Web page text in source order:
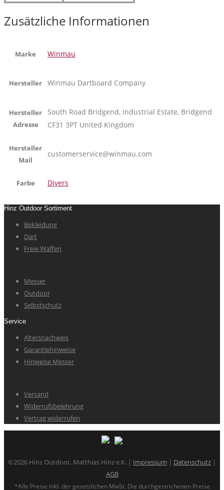
Zusätzliche Informationen
Marke Winmau
Hersteller Winmau Dartboard Company
Hersteller
Adresse
South Road Bridgend, Industrial Estate, Bridgend
CF31 3PT United Kingdom
Hersteller
Mail
customerservice@winmau.com
Farbe Divers
Hinz Outdoor Sortiment
Bekleidung
Dart
Freie Waffen
Messer
Outdoor
Selbstschutz
Service
Altersnachweis
Garantiehinweise
Hinweise Messer
Versand
Widerrufsbelehrung
Vertrag widerrufen
©2026 Hinz Outdoor, Matthias Hinz e.K. | Impressum | Datenschutz |
AGB
*Alle Preise inkl. der gesetzlichen MwSt. Die durchgestrichenen Preise